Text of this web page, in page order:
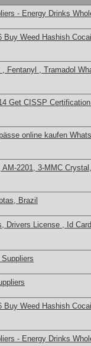
- Energy Drinks
Buy Weed Hashish
Fentanyl , Tramadol
Get CISSP
online kaufen
2201, 3-MMC
Brazil
Drivers License , Id
Buy Weed Hashish
- Energy Drinks